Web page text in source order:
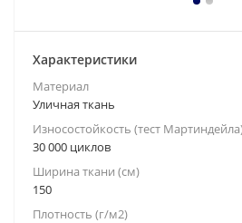
Характеристики
Материал
Уличная ткань
Износостойкость (тест
30 000 циклов
Ширина ткани (см)
150
Плотность (г/м2)